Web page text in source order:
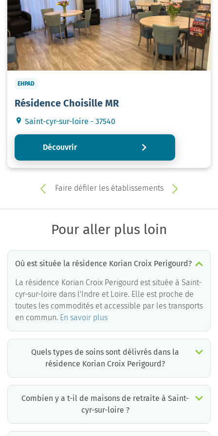
EHPAD
Résidence Choisille MR
Saint-cyr-sur-loire - 37540
Découvrir
Faire défiler les établissements
Pour aller plus loin
Où est située la résidence Korian Croix Perigourd?
La résidence Korian Croix Perigourd est située à Saint-
cyr-sur-loire dans l'Indre et Loire. Elle est proche de
toutes les commodités et accessible par les transports
en commun. En savoir plus
Quels types de soins sont délivrés dans la
résidence Korian Croix Perigourd?
Combien y a t-il de maisons de retraite à Saint-
cyr-sur-loire ?